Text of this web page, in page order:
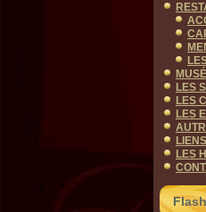
LES
LES
LES
LIENS
LES